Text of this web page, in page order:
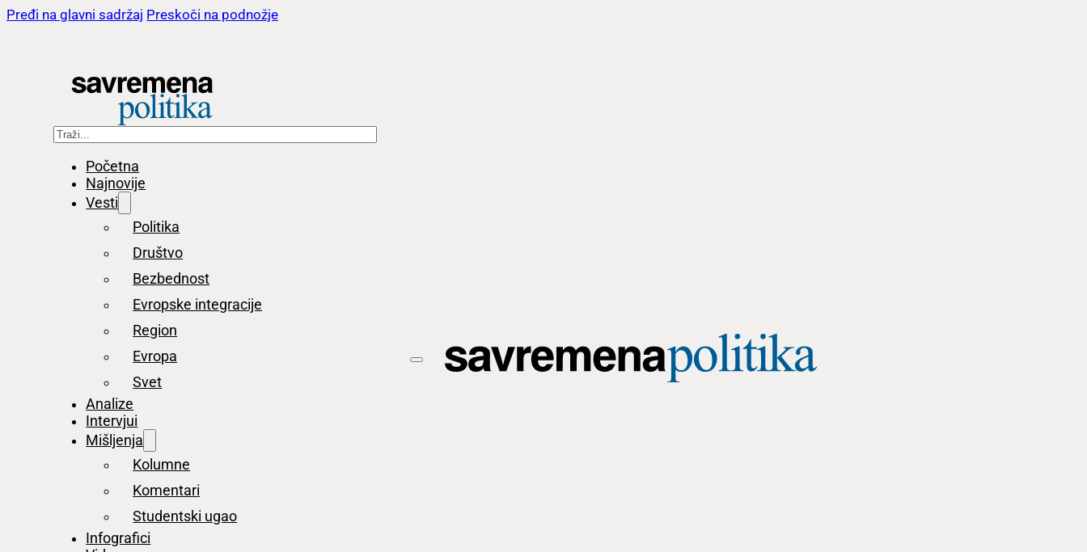
Pređi na glavni sadržaj Preskoči na podnožje
Pretraga
Početna
Najnovije
Vesti
Politika
Društvo
Bezbednost
Evropske integracije
Region
Evropa
Svet
Analize
Intervjui
Mišljenja
Kolumne
Komentari
Studentski ugao
Infografici